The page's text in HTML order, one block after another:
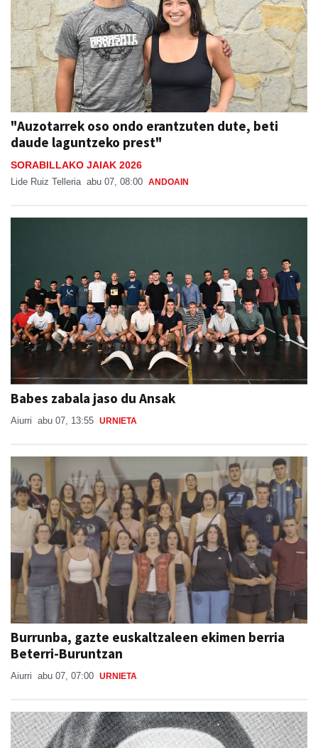
"Auzotarrek oso ondo erantzuten dute, beti
daude laguntzeko prest"
SORABILLAKO JAIAK 2026
Lide Ruiz Telleria abu 07, 08:00 ANDOAIN
Babes zabala jaso du Ansak
Aiurri abu 07, 13:55 URNIETA
Burrunba, gazte euskaltzaleen ekimen berria
Beterri-Buruntzan
Aiurri abu 07, 07:00 URNIETA